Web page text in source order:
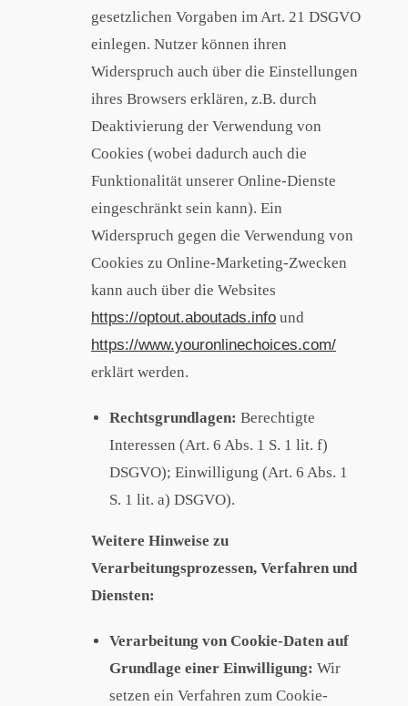
gesetzlichen Vorgaben im Art. 21 DSGVO
einlegen. Nutzer können ihren
Widerspruch auch über die Einstellungen
ihres Browsers erklären, z.B. durch
Deaktivierung der Verwendung von
Cookies (wobei dadurch auch die
Funktionalität unserer Online-Dienste
eingeschränkt sein kann). Ein
Widerspruch gegen die Verwendung von
Cookies zu Online-Marketing-Zwecken
kann auch über die Websites
https://optout.aboutads.info und
https://www.youronlinechoices.com/
erklärt werden.
Rechtsgrundlagen: Berechtigte
Interessen (Art. 6 Abs. 1 S. 1 lit. f)
DSGVO); Einwilligung (Art. 6 Abs. 1
S. 1 lit. a) DSGVO).
Weitere Hinweise zu
Verarbeitungsprozessen, Verfahren und
Diensten:
Verarbeitung von Cookie-Daten auf
Grundlage einer Einwilligung: Wir
setzen ein Verfahren zum Cookie-